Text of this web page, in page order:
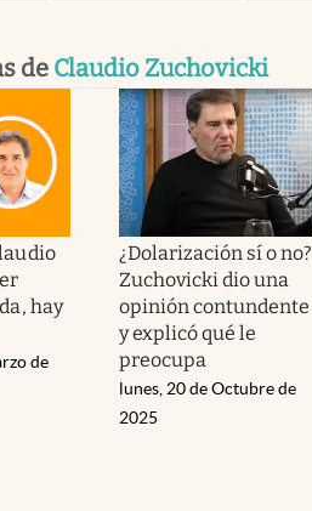
de Claudio Zuchovicki
hay
de
¿Dolarización sí o no?
Zuchovicki dio una
opinión contundente
y explicó qué le
preocupa
lunes, 20 de Octubre de
2025